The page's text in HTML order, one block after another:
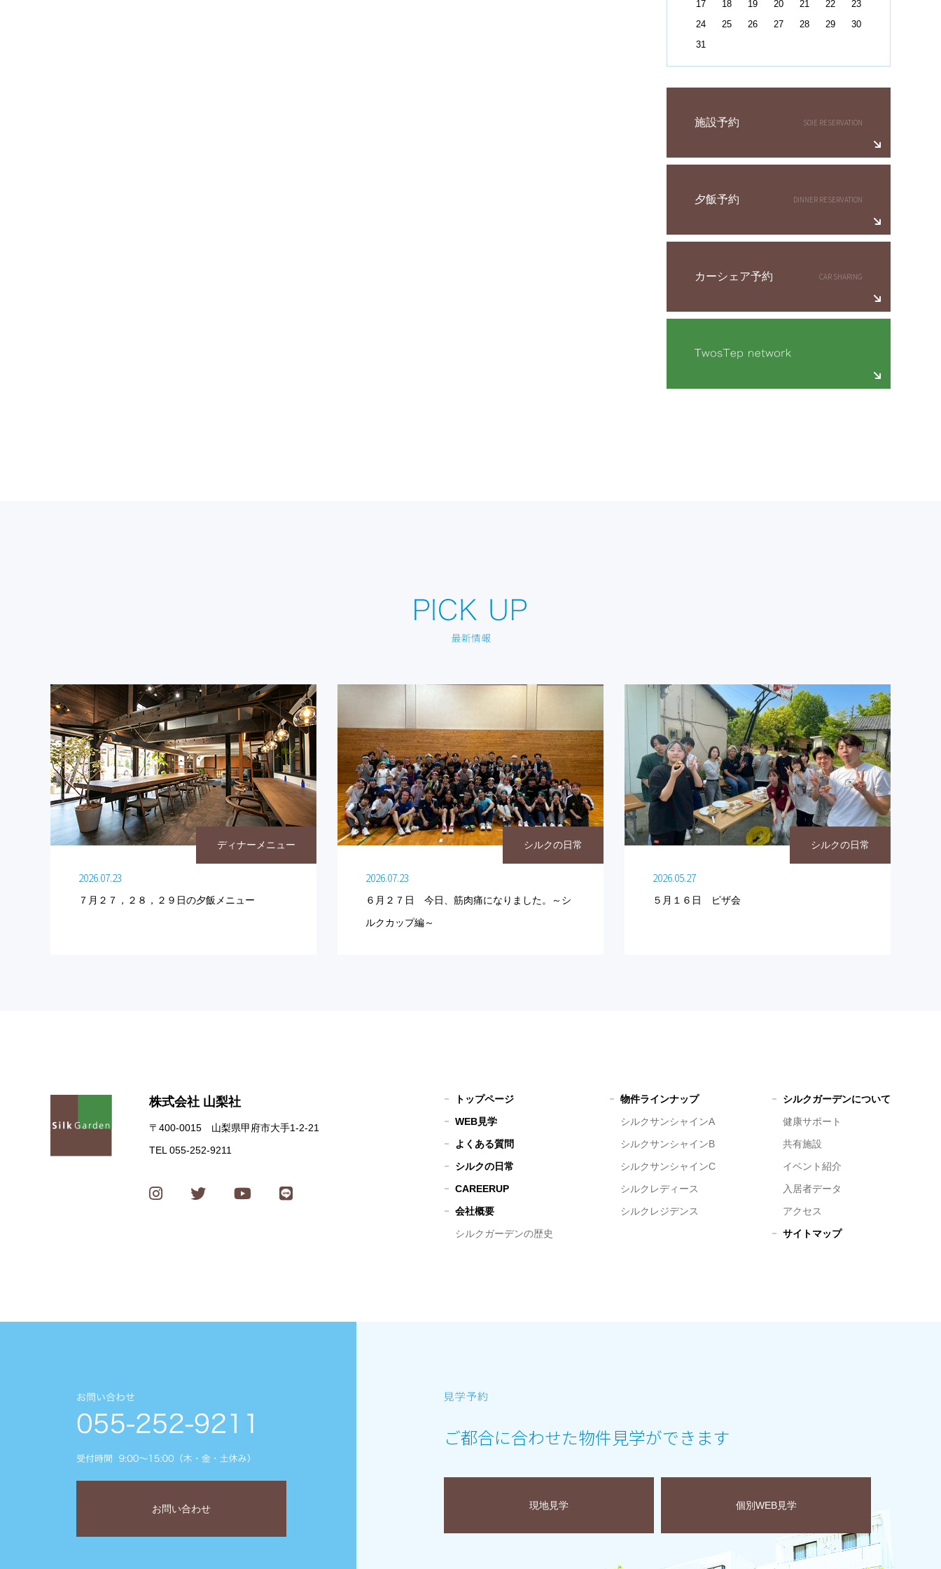
17 18 19 20 21 22
23
24
25 26 27 28 29
30
31
施設予約
夕飯予約
カーシェア予約
ディナーメニュー
2026.07.23
７月２７，２８，２９日の夕飯メニュー
シルクの日常
2026.07.23
６月２７日 今日、筋肉痛になりました。～シ
ルクカップ編～
シルクの日常
2026.05.27
５月１６日 ピザ会
株式会社 山梨社
〒400-0015 山梨県甲府市大手1-2-21
TEL 055-252-9211
トップページ
WEB見学
よくある質問
シルクの日常
CAREERUP
会社概要
シルクガーデンの歴史
物件ラインナップ
シルクサンシャインA
シルクサンシャインB
シルクサンシャインC
シルクレディース
シルクレジデンス
シルクガーデンについて
健康サポート
共有施設
イベント紹介
入居者データ
アクセス
サイトマップ
お問い合わせ
ご都合に合わせた物件見学ができます
現地見学 個別WEB見学